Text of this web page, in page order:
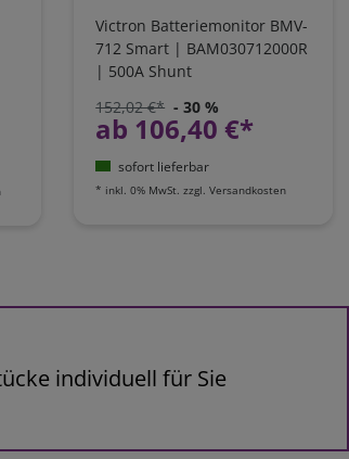
Victron Batteriemonitor BMV-
712 Smart | BAM030712000R
| 500A Shunt
152,02 €* - 30 %
ab 106,40 €*
sofort lieferbar
* inkl. 0% MwSt. zzgl.Versandkosten
individuell für Sie